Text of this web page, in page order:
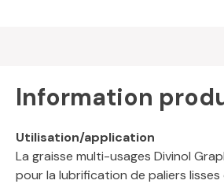
Information
Utilisation/application
La graisse multi-usages Divinol
pour la lubrification de paliers